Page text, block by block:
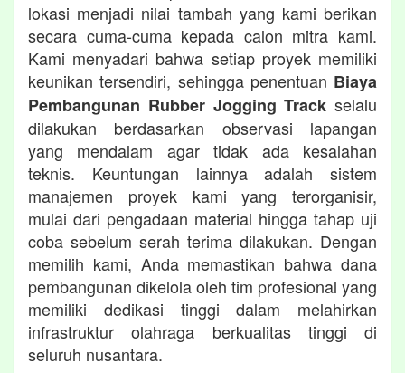
lokasi menjadi nilai tambah yang kami berikan
secara cuma-cuma kepada calon mitra kami.
Kami menyadari bahwa setiap proyek memiliki
keunikan tersendiri, sehingga penentuan Biaya
Pembangunan Rubber Jogging Track selalu
dilakukan berdasarkan observasi lapangan
yang mendalam agar tidak ada kesalahan
teknis. Keuntungan lainnya adalah sistem
manajemen proyek kami yang terorganisir,
mulai dari pengadaan material hingga tahap uji
coba sebelum serah terima dilakukan. Dengan
memilih kami, Anda memastikan bahwa dana
pembangunan dikelola oleh tim profesional yang
memiliki dedikasi tinggi dalam melahirkan
infrastruktur olahraga berkualitas tinggi di
seluruh nusantara.